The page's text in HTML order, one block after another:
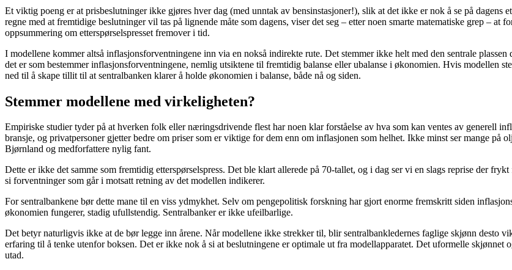
Et viktig poeng er at prisbeslutninger ikke gjøres hver dag (med unntak av bensinstasjoner!), slik at det ikke er nok å se på dagens
regne med at fremtidige beslutninger vil tas på lignende måte som dagens, viser det seg – etter noen smarte matematiske grep –
oppsummering om etterspørselspresset fremover i tid.
I modellene kommer altså inflasjonsforventningene inn via en nokså indirekte rute. Det stemmer ikke helt med den sentrale
det er som bestemmer inflasjonsforventningene, nemlig utsiktene til fremtidig balanse eller ubalanse i økonomien. Hvis modellen
ned til å skape tillit til at sentralbanken klarer å holde økonomien i balanse, både nå og siden.
Stemmer modellene med virkeligheten?
Empiriske studier tyder på at hverken folk eller næringsdrivende flest har noen klar forståelse av hva som kan ventes av generell
bransje, og privatpersoner gjetter bedre om priser som er viktige for dem enn om inflasjonen som helhet. Ikke minst ser mange
Bjørnland og medforfattere nylig fant.
Dette er ikke det samme som fremtidig etterspørselspress. Det ble klart allerede på 70-tallet, og i dag ser vi en slags reprise der
si forventninger som går i motsatt retning av det modellen indikerer.
For sentralbankene bør dette mane til en viss ydmykhet. Selv om pengepolitisk forskning har gjort enorme fremskritt siden
økonomien fungerer, stadig ufullstendig. Sentralbanker er ikke ufeilbarlige.
Det betyr naturligvis ikke at de bør legge inn årene. Når modellene ikke strekker til, blir sentralbankledernes faglige skjønn desto
erfaring til å tenke utenfor boksen. Det er ikke nok å si at beslutningene er optimale ut fra modellapparatet. Det uformelle skjønnet
utad.